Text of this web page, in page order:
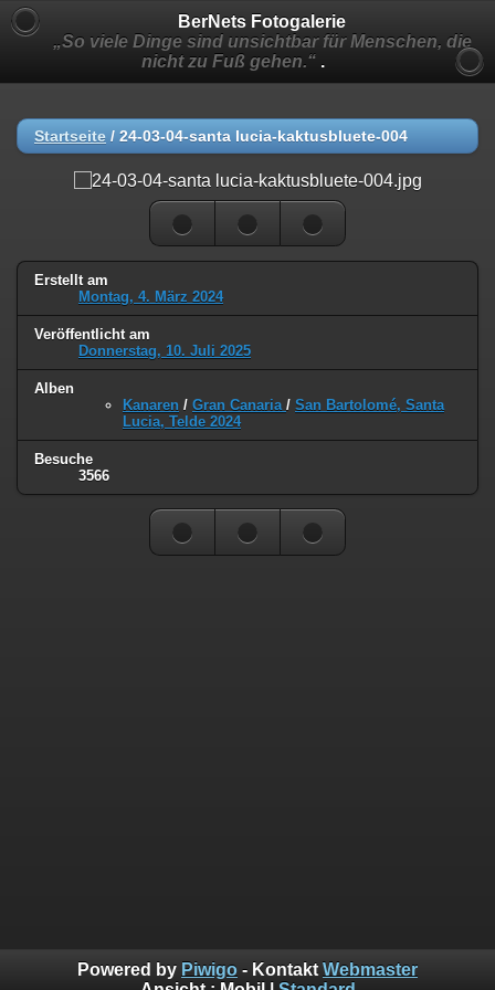
BerNets Fotogalerie
„So viele Dinge sind unsichtbar für Menschen, die
nicht zu Fuß gehen.“ .
Startseite / 24-03-04-santa lucia-kaktusbluete-004
Erstellt am
Montag, 4. März 2024
Veröffentlicht am
Donnerstag, 10. Juli 2025
Alben
Kanaren / Gran Canaria / San Bartolomé, Santa
Lucia, Telde 2024
Besuche
3566
Powered by Piwigo - Kontakt Webmaster